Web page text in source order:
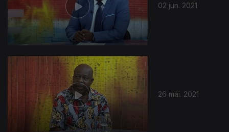
02 jun. 2021
26 mai. 2021